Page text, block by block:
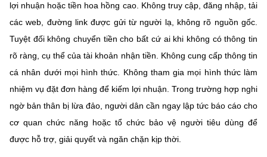
lợi nhuận hoặc tiền hoa hồng cao. Không truy cập, đăng nhập, tải
các web, đường link được gửi từ người lạ, không rõ nguồn gốc.
Tuyệt đối không chuyển tiền cho bất cứ ai khi không có thông tin
rõ ràng, cụ thể của tài khoản nhận tiền. Không cung cấp thông tin
cá nhân dưới mọi hình thức. Không tham gia mọi hình thức làm
nhiệm vụ đặt đơn hàng để kiếm lợi nhuận. Trong trường hợp nghi
ngờ bản thân bị lừa đảo, người dân cần ngay lập tức báo cáo cho
cơ quan chức năng hoặc tổ chức bảo vệ người tiêu dùng để
được hỗ trợ, giải quyết và ngăn chặn kịp thời.